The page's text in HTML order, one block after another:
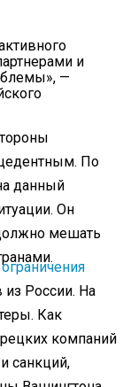
и
—
По
данный
Он
мешать
России. На
Как
компаний
санкций,